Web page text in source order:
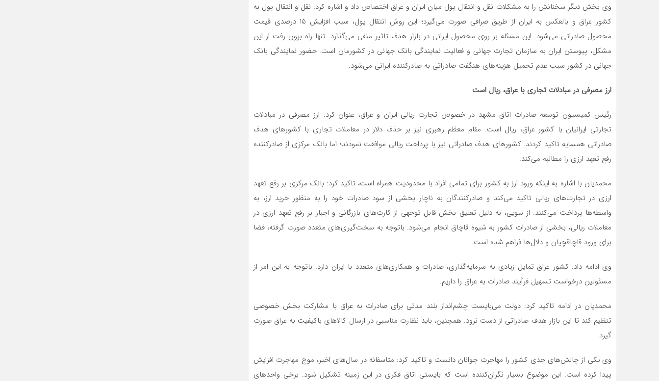
وی بخش دیگر سخنانش را به مشکلات نقل و انتقال پول میان ایران و عراق اختصاص داد و اشاره کرد: نقل و انتقال پول به
کشور عراق و بالعکس به ایران از طریق صرافی صورت می‌گیرد؛ این روش انتقال پول، سبب افزایش 15 درصدی قیمت
محصول صادراتی می‌شود. این مسئله بر روی محصول ایرانی در بازار هدف تاثیر منفی می‌گذارد. تنها راه برون رفت از این
مشکل، پیوستن ایران به سازمان تجارت جهانی و فعالیت نمایندگی بانک جهانی در کشورمان است. حضور نمایندگی بانک
جهانی در کشور سبب عدم تحمیل هزینه‌های هنگفت صادراتی به صادرکننده ایرانی می‌شود.
ارز مصرفی در مبادلات تجاری با عراق، ریال است
رئیس کمیسیون توسعه صادرات اتاق مشهد در خصوص تجارت ریالی ایران و عراق، عنوان کرد: ارز مصرفی در مبادلات
تجارتی ایرانیان با کشور عراق، ریال است. مقام معظم رهبری نیز بر حذف دلار در معاملات تجاری با کشورهای هدف
صادراتی همسایه تاکید کردند. کشورهای هدف صادراتی نیز با پرداخت ریالی موافقت نمودند؛ اما بانک مرکزی از صادرکننده
رفع تعهد ارزی را مطالبه می‌کند.
محمدیان با اشاره به اینکه ورود ارز به کشور برای تمامی افراد با محدودیت همراه است، تاکید کرد: بانک مرکزی بر رفع تعهد
ارزی در تجارت‌های ریالی تاکید می‌کند و صادرکنندگان به ناچار بخشی از سود صادرات خود را به منظور خرید ارز، به
واسطه‌ها پرداخت می‌کنند. از سویی، به دلیل تعلیق بخش قابل توجهی از کارت‌های بازرگانی و اجبار بر رفع تعهد ارزی در
معاملات ریالی، بخشی از صادرات کشور به شیوه قاچاق انجام می‌شود. باتوجه به سخت‌گیری‌های متعدد صورت گرفته، فضا
برای ورود قاچاقچیان و دلال‌ها فراهم شده است.
وی ادامه داد: کشور عراق تمایل زیادی به سرمایه‌گذاری، صادرات و همکار‌ی‌های متعدد با ایران دارد. باتوجه به این امر از
مسئولین درخواست تسهیل فرآیند صادرات به عراق را داریم.
محمدیان در ادامه تاکید کرد: دولت می‌بایست چشم‌انداز بلند مدتی برای صادرات به عراق با مشارکت بخش خصوصی
تنظیم کند تا این بازار هدف صادراتی از دست نرود. همچنین، باید نظارت مناسبی در ارسال کالاهای باکیفیت به عراق صورت
گیرد.
وی یکی از چالش‌های جدی کشور را مهاجرت جوانان دانست و تاکید کرد: متاسفانه در سال‌های اخیر، موج مهاجرت افزایش
پیدا کرده است. این موضوع بسیار نگران‌کننده است که بایستی اتاق فکری در این زمینه تشکیل شود. برخی واحدهای